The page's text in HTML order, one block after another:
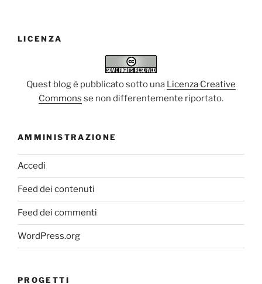
LICENZA
Quest blog è pubblicato sotto una Licenza Creative
Commons se non differentemente riportato.
AMMINISTRAZIONE
Accedi
Feed dei contenuti
Feed dei commenti
WordPress.org
PROGETTI